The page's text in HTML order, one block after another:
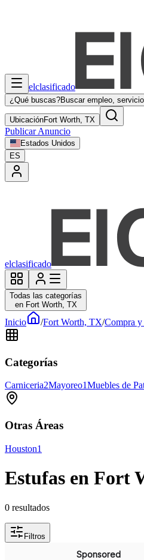
elclasificado
¿Qué buscas?Buscar empleo,
UbicaciónFort Worth, TX
Publicar Anuncio
Estados Unidos
ES
elclasificado
Todas las categorías
en Fort Worth, TX
Inicio /Fort Worth, TX/Compra y
Categorías
Carniceria2Mayoreo1Muebles de
Otras Áreas
Houston1
Estufas en Fort
0 resultados
Filtros